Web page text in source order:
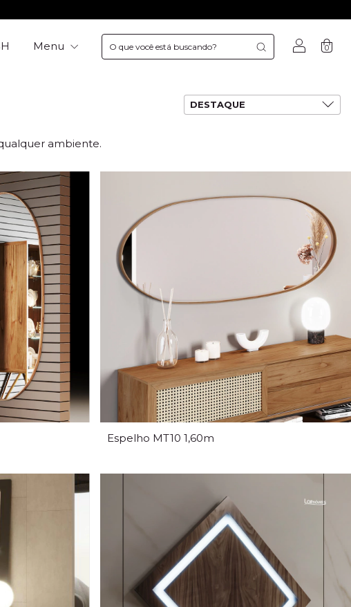
Menu 0
ambiente.
Espelho MT10 1,60m